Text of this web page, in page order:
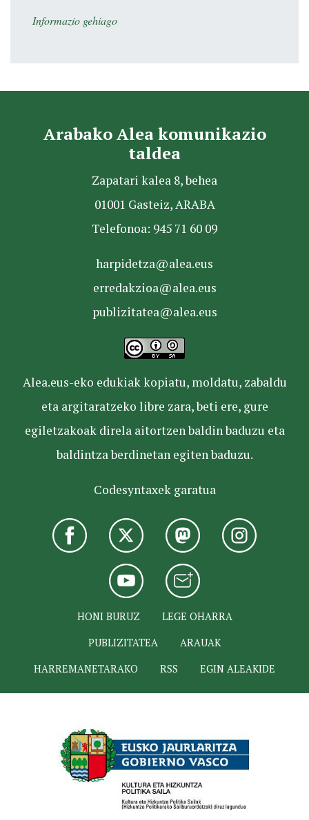
Informazio gehiago
Arabako Alea komunikazio
taldea
Zapatari kalea 8, behea
01001 Gasteiz, ARABA
Telefonoa: 945 71 60 09
harpidetza@alea.eus
erredakzioa@alea.eus
publizitatea@alea.eus
Alea.eus-eko edukiak kopiatu, moldatu, zabaldu
eta argitaratzeko libre zara, beti ere, gure
egiletzakoak direla aitortzen baldin baduzu eta
baldintza berdinetan egiten baduzu.
Codesyntaxek garatua
HONI BURUZ
LEGE OHARRA
PUBLIZITATEA
ARAUAK
HARREMANETARAKO
RSS EGIN ALEAKIDE